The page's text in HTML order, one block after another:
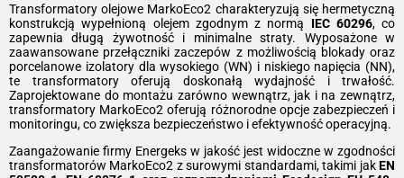
Transformatory olejowe MarkoEco2 charakteryzują się hermetyczną
konstrukcją wypełnioną olejem zgodnym z normą IEC 60296, co
zapewnia długą żywotność i minimalne straty. Wyposażone w
zaawansowane przełączniki zaczepów z możliwością blokady oraz
porcelanowe izolatory dla wysokiego (WN) i niskiego napięcia (NN),
te transformatory oferują doskonałą wydajność i trwałość.
Zaprojektowane do montażu zarówno wewnątrz, jak i na zewnątrz,
transformatory MarkoEco2 oferują różnorodne opcje zabezpieczeń i
monitoringu, co zwiększa bezpieczeństwo i efektywność operacyjną.
Zaangażowanie firmy Energeks w jakość jest widoczne w zgodności
transformatorów MarkoEco2 z surowymi standardami, takimi jakEN